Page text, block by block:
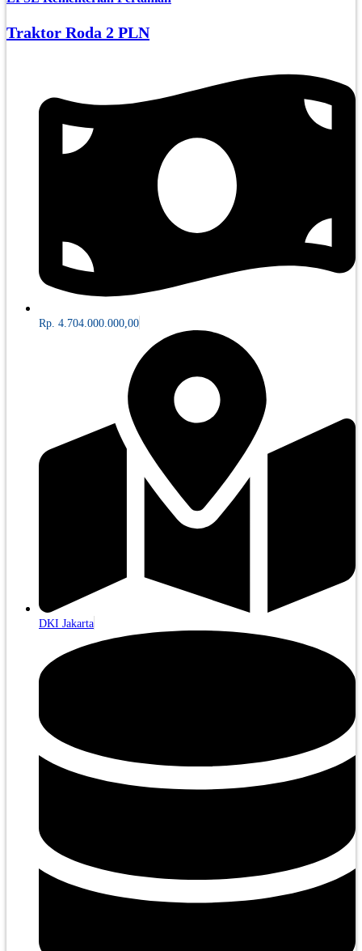
Traktor Roda 2 PLN
Rp. 4.704.000.000,00
DKI Jakarta